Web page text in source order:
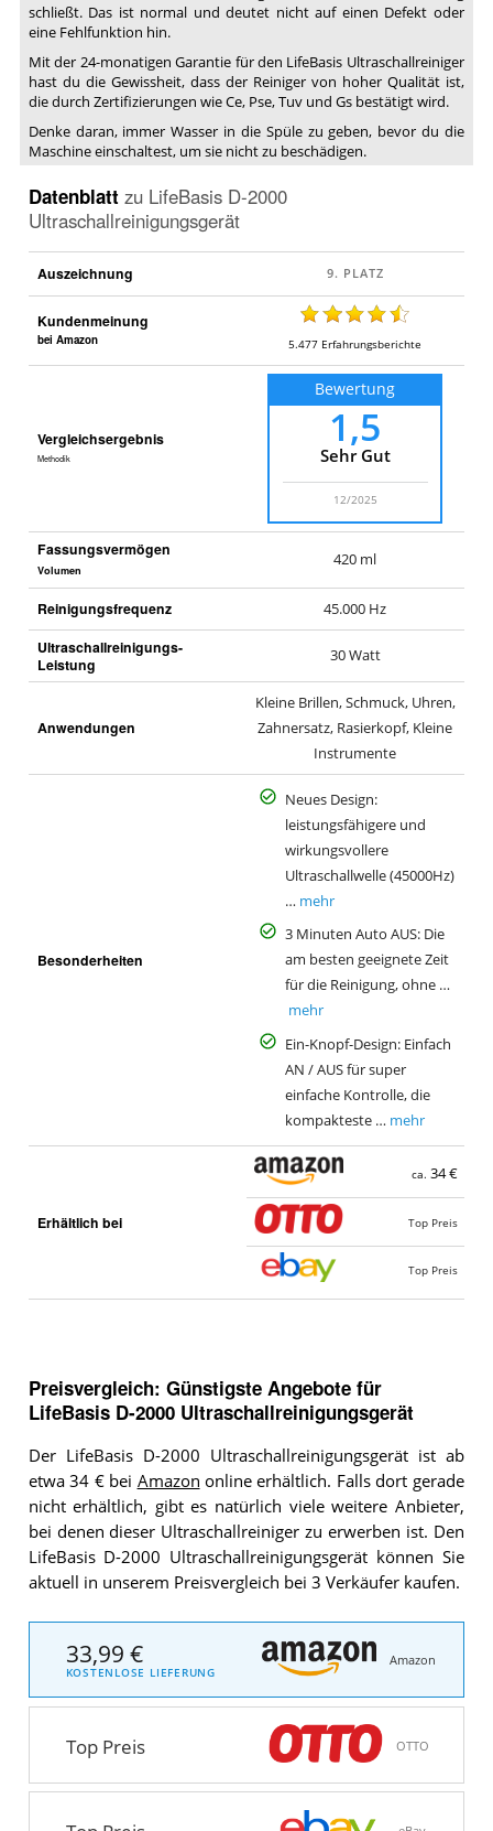
schließt. Das ist normal und deutet nicht auf einen Defekt oder
eine Fehlfunktion hin.
Mit der 24-monatigen Garantie für den LifeBasis Ultraschallreiniger
hast du die Gewissheit, dass der Reiniger von hoher Qualität ist,
die durch Zertifizierungen wie Ce, Pse, Tuv und Gs bestätigt wird.
Denke daran, immer Wasser in die Spüle zu geben, bevor du die
Maschine einschaltest, um sie nicht zu beschädigen.
Datenblatt zu LifeBasis D-2000
Ultraschallreinigungsgerät
Auszeichnung
Kundenmeinung
bei Amazon 5.477 Erfahrungsberichte
Vergleichsergebnis
Methodik
Bewertung
1,5
Sehr Gut
12/2025
Fassungsvermögen
Volumen
420 ml
Reinigungsfrequenz 45.000 Hz
Ultraschallreinigungs-
Leistung
30 Watt
Anwendungen
Kleine Brillen, Schmuck, Uhren,
Zahnersatz, Rasierkopf, Kleine
Instrumente
Besonderheiten
Neues Design:
leistungsfähigere und
wirkungsvollere
Ultraschallwelle (45000Hz)
… mehr
3 Minuten Auto AUS: Die
am besten geeignete Zeit
für die Reinigung, ohne …
mehr
Ein-Knopf-Design: Einfach
AN / AUS für super
einfache Kontrolle, die
kompakteste … mehr
Erhältlich bei
ca. 34 €
Top Preis
Top Preis
Preisvergleich: Günstigste Angebote für
LifeBasis D-2000 Ultraschallreinigungsgerät
Der LifeBasis D-2000 Ultraschallreinigungsgerät ist ab
etwa 34 € bei Amazon online erhältlich. Falls dort gerade
nicht erhältlich, gibt es natürlich viele weitere Anbieter,
bei denen dieser Ultraschallreiniger zu erwerben ist. Den
LifeBasis D-2000 Ultraschallreinigungsgerät können Sie
aktuell in unserem Preisvergleich bei 3 Verkäufer kaufen.
33,99 €
KOSTENLOSE LIEFERUNG
Amazon
Top Preis OTTO